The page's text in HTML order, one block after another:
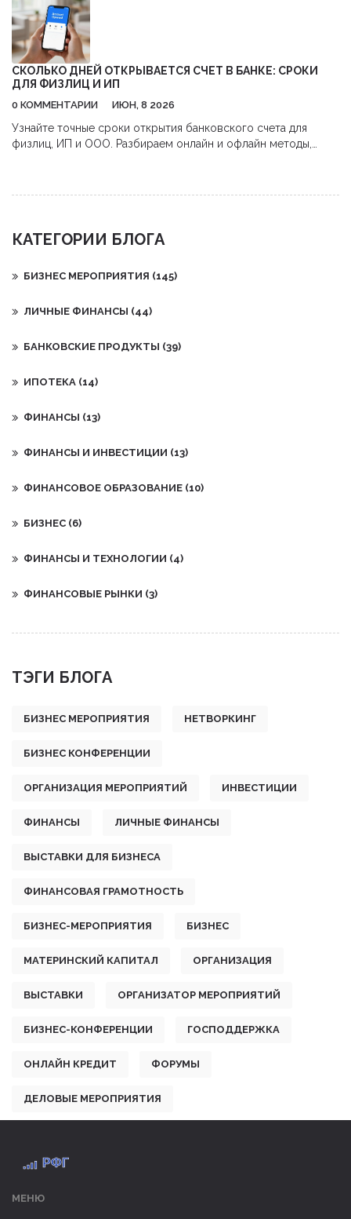
СКОЛЬКО ДНЕЙ ОТКРЫВАЕТСЯ СЧЕТ В БАНКЕ: СРОКИ
ДЛЯ ФИЗЛИЦ И ИП
0 КОММЕНТАРИИ ИЮН, 8 2026
Узнайте точные сроки открытия банковского счета для
физлиц, ИП и ООО. Разбираем онлайн и офлайн методы,
КАТЕГОРИИ БЛОГА
БИЗНЕС МЕРОПРИЯТИЯ (145)
ЛИЧНЫЕ ФИНАНСЫ (44)
БАНКОВСКИЕ ПРОДУКТЫ (39)
ИПОТЕКА (14)
ФИНАНСЫ (13)
ФИНАНСЫ И ИНВЕСТИЦИИ (13)
ФИНАНСОВОЕ ОБРАЗОВАНИЕ (10)
БИЗНЕС (6)
ФИНАНСЫ И ТЕХНОЛОГИИ (4)
ФИНАНСОВЫЕ РЫНКИ (3)
ТЭГИ БЛОГА
БИЗНЕС МЕРОПРИЯТИЯ НЕТВОРКИНГ
БИЗНЕС КОНФЕРЕНЦИИ
ОРГАНИЗАЦИЯ МЕРОПРИЯТИЙ ИНВЕСТИЦИИ
ФИНАНСЫ ЛИЧНЫЕ ФИНАНСЫ
ВЫСТАВКИ ДЛЯ БИЗНЕСА
ФИНАНСОВАЯ ГРАМОТНОСТЬ
БИЗНЕС-МЕРОПРИЯТИЯ БИЗНЕС
МАТЕРИНСКИЙ КАПИТАЛ ОРГАНИЗАЦИЯ
ВЫСТАВКИ ОРГАНИЗАТОР МЕРОПРИЯТИЙ
БИЗНЕС-КОНФЕРЕНЦИИ ГОСПОДДЕРЖКА
ОНЛАЙН КРЕДИТ ФОРУМЫ
ДЕЛОВЫЕ МЕРОПРИЯТИЯ
МЕНЮ